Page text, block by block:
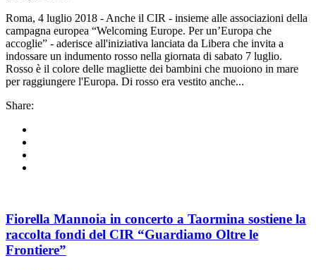
Roma, 4 luglio 2018 - Anche il CIR - insieme alle associazioni della
campagna europea “Welcoming Europe. Per un’Europa che
accoglie” - aderisce all'iniziativa lanciata da Libera che invita a
indossare un indumento rosso nella giornata di sabato 7 luglio.
Rosso è il colore delle magliette dei bambini che muoiono in mare
per raggiungere l'Europa. Di rosso era vestito anche...
Share:
Fiorella Mannoia in concerto a Taormina sostiene la
raccolta fondi del CIR “Guardiamo Oltre le
Frontiere”